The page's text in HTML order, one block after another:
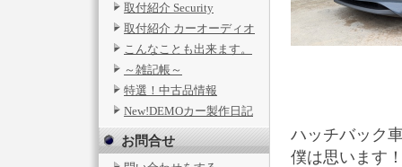
取付紹介 Security
取付紹介 カーオーディオ
こんなことも出来ます。
～雑記帳～
特選！中古品情報
New!DEMOカー製作日記
お問合せ
ハッチバック
僕は思います